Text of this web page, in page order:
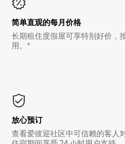
简单直观的每月价格
长期租住度假屋可享特别好价，
用。*
放心预订
查看爱彼迎社区中可信赖的客人